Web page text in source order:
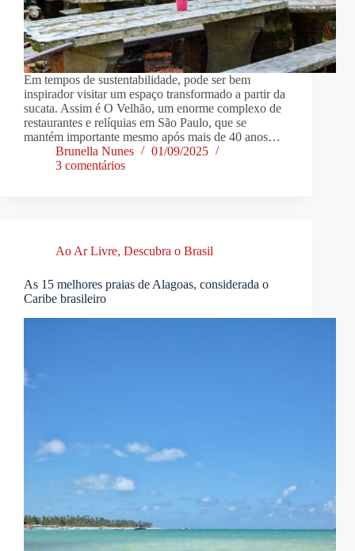
Em tempos de sustentabilidade, pode ser bem
inspirador visitar um espaço transformado a partir da
sucata. Assim é O Velhão, um enorme complexo de
restaurantes e relíquias em São Paulo, que se
mantém importante mesmo após mais de 40 anos…
Brunella Nunes
01/09/2025
3 comentários
Ao Ar Livre, Descubra o Brasil
As 15 melhores praias de Alagoas, considerada o
Caribe brasileiro